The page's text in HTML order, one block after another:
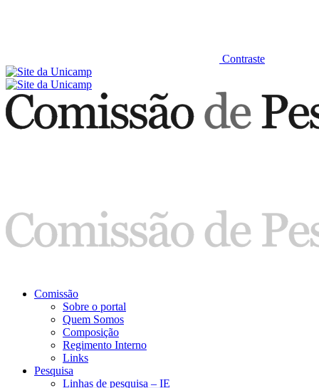
Contraste
Comissão
Sobre o portal
Quem Somos
Composição
Regimento Interno
Links
Pesquisa
Linhas de pesquisa – IE